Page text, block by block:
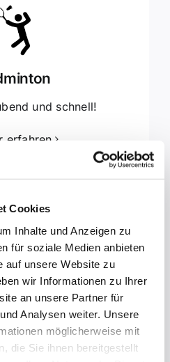
Cookies
Inhalte und Anzeigen zu
für soziale Medien anbieten
auf unsere Website zu
wir Informationen zu Ihrer
an unsere Partner für
Analysen weiter. Unsere
möglicherweise mit
die Sie ihnen bereitgestellt
und schnell!
erfahren
Groß und Klein